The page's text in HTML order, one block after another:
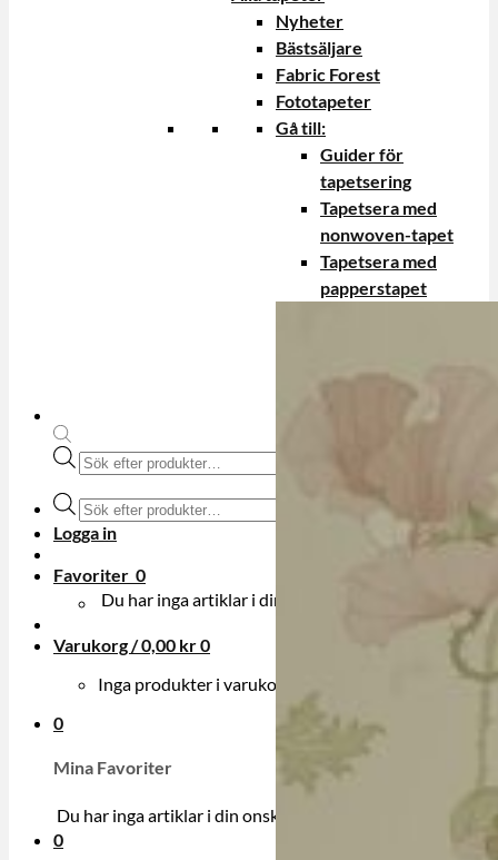
Produktsökning
Produktsökning
Logga in
Favoriter 0
Du har inga artiklar i din onskelista.
Varukorg /0,00 kr0
Inga produkter i varukorgen.
0
Mina Favoriter
Du har inga artiklar i din onskelista.
0
Nyheter
Bästsäljare
Fabric Forest
Fototapeter
Gå till:
Guider för
tapetsering
Tapetsera med
nonwoven-tapet
Tapetsera med
papperstapet